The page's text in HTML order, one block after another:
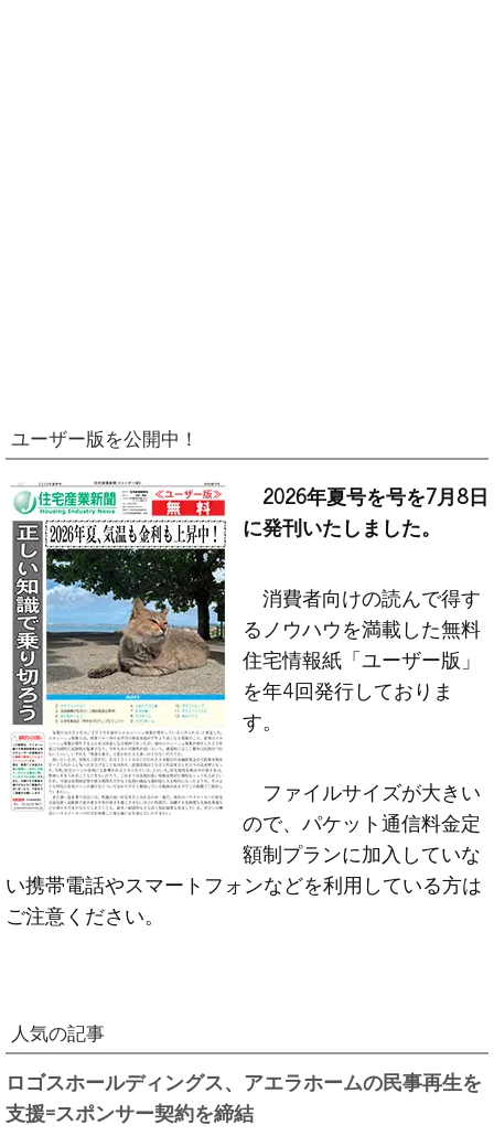
ユーザー版を公開中！
2026年夏号を号を7月8日
に発刊いたしました。
消費者向けの読んで得す
るノウハウを満載した無料
住宅情報紙「ユーザー版」
を年4回発行しておりま
す。
ファイルサイズが大きい
ので、パケット通信料金定
額制プランに加入していな
い携帯電話やスマートフォンなどを利用している方は
ご注意ください。
人気の記事
ロゴスホールディングス、アエラホームの民事再生を
支援=スポンサー契約を締結